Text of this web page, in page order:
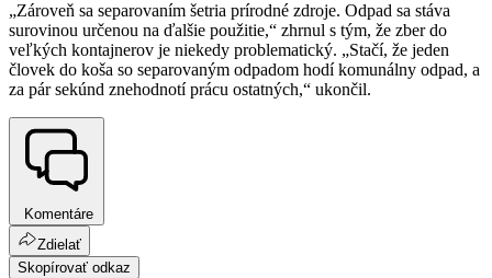
„Zároveň sa separovaním šetria prírodné zdroje. Odpad sa stáva
surovinou určenou na ďalšie použitie,“ zhrnul s tým, že zber do
veľkých kontajnerov je niekedy problematický. „Stačí, že jeden
človek do koša so separovaným odpadom hodí komunálny odpad, a
za pár sekúnd znehodnotí prácu ostatných,“ ukončil.
Komentáre
Zdielať
Skopírovať odkaz